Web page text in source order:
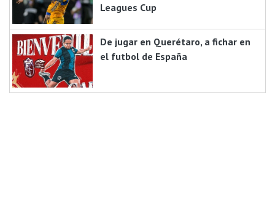
Leagues Cup
De jugar en Querétaro, a fichar en
el futbol de España